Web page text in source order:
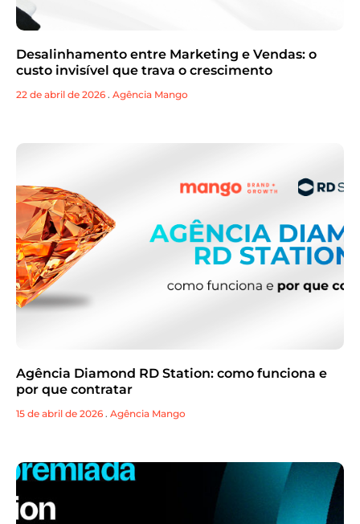
Desalinhamento entre Marketing e Vendas: o
custo invisível que trava o crescimento
22 de abril de 2026 . Agência Mango
Agência Diamond RD Station: como funciona e
por que contratar
15 de abril de 2026 . Agência Mango